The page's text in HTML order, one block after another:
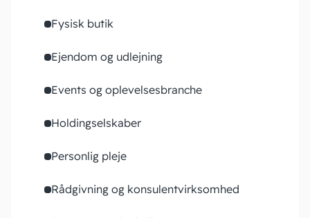
Fysisk butik
Ejendom og udlejning
Events og oplevelsesbranche
Holdingselskaber
Personlig pleje
Rådgivning og konsulentvirksomhed